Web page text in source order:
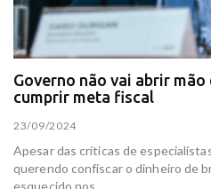
Governo não vai abrir
cumprir meta fiscal
23/09/2024
Apesar das críticas de
querendo confiscar o dinheiro de
esquecido nos